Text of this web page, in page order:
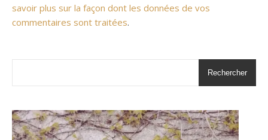
savoir plus sur la façon dont les données de vos
commentaires sont traitées.
Rechercher